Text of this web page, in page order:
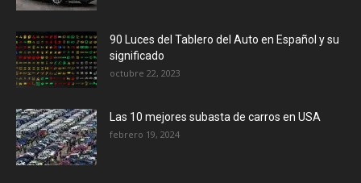
90 Luces del Tablero del Auto en Español y su
significado
octubre 22, 2023
Las 10 mejores subasta de carros en USA
febrero 19, 2024